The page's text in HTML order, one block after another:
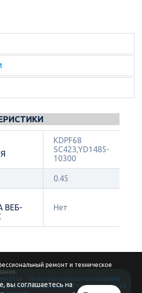
KDPF68
SC423,YD1485-
10300
0.45
ВЕБ-
Нет
ремонт и техническое
Пользовательское соглашение
данных
Отзыв согласия на
вы соглашаетесь на